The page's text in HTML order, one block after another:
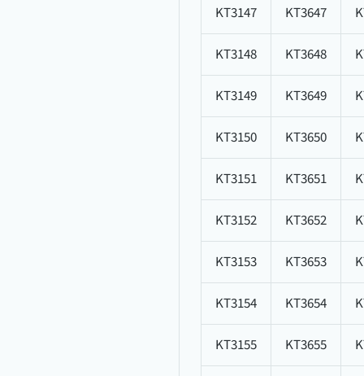
KT3147 KT3647
KT3148 KT3648
KT3149 KT3649
KT3150 KT3650
KT3151 KT3651
KT3152 KT3652
KT3153 KT3653
KT3154 KT3654
KT3155 KT3655